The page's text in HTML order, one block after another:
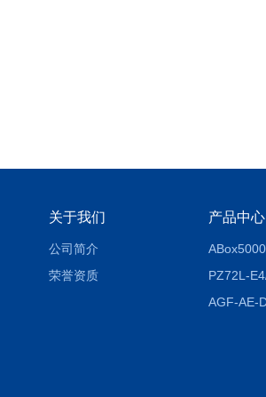
关于我们
公司简介
荣誉资质
产品中心